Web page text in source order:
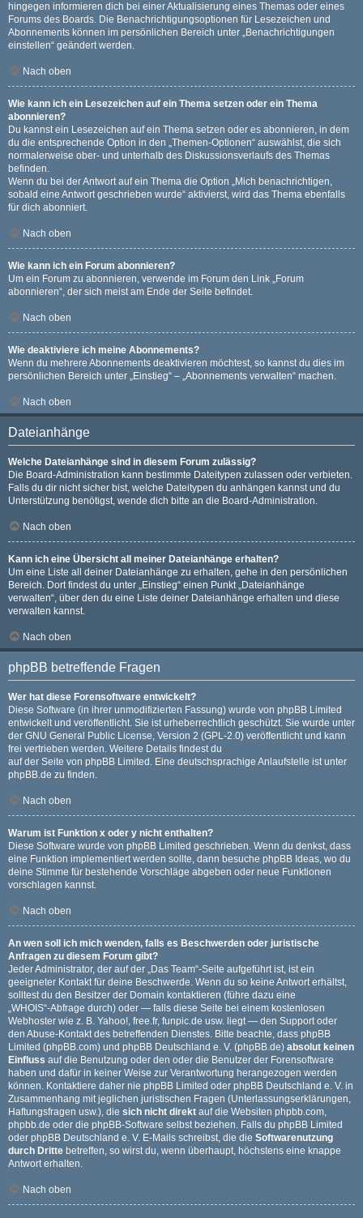
hingegen informieren dich bei einer Aktualisierung eines Themas oder eines
Forums des Boards. Die Benachrichtigungsoptionen für Lesezeichen und
Abonnements können im persönlichen Bereich unter „Benachrichtigungen
einstellen“ geändert werden.
Nach oben
Wie kann ich ein Lesezeichen auf ein Thema setzen oder ein Thema
abonnieren?
Du kannst ein Lesezeichen auf ein Thema setzen oder es abonnieren, in dem
du die entsprechende Option in den „Themen-Optionen“ auswählst, die sich
normalerweise ober- und unterhalb des Diskussionsverlaufs des Themas
befinden.
Wenn du bei der Antwort auf ein Thema die Option „Mich benachrichtigen,
sobald eine Antwort geschrieben wurde“ aktivierst, wird das Thema ebenfalls
für dich abonniert.
Nach oben
Wie kann ich ein Forum abonnieren?
Um ein Forum zu abonnieren, verwende im Forum den Link „Forum
abonnieren“, der sich meist am Ende der Seite befindet.
Nach oben
Wie deaktiviere ich meine Abonnements?
Wenn du mehrere Abonnements deaktivieren möchtest, so kannst du dies im
persönlichen Bereich unter „Einstieg“ – „Abonnements verwalten“ machen.
Nach oben
Dateianhänge
Welche Dateianhänge sind in diesem Forum zulässig?
Die Board-Administration kann bestimmte Dateitypen zulassen oder verbieten.
Falls du dir nicht sicher bist, welche Dateitypen du anhängen kannst und du
Unterstützung benötigst, wende dich bitte an die Board-Administration.
Nach oben
Kann ich eine Übersicht all meiner Dateianhänge erhalten?
Um eine Liste all deiner Dateianhänge zu erhalten, gehe in den persönlichen
Bereich. Dort findest du unter „Einstieg“ einen Punkt „Dateianhänge
verwalten“, über den du eine Liste deiner Dateianhänge erhalten und diese
verwalten kannst.
Nach oben
phpBB betreffende Fragen
Wer hat diese Forensoftware entwickelt?
Diese Software (in ihrer unmodifizierten Fassung) wurde von phpBB Limited
entwickelt und veröffentlicht. Sie ist urheberrechtlich geschützt. Sie wurde unter
der GNU General Public License, Version 2 (GPL-2.0) veröffentlicht und kann
frei vertrieben werden. Weitere Details findest du
auf der Seite von phpBB Limited . Eine deutschsprachige Anlaufstelle ist unter
phpBB.de zu finden.
Nach oben
Warum ist Funktion x oder y nicht enthalten?
Diese Software wurde von phpBB Limited geschrieben. Wenn du denkst, dass
eine Funktion implementiert werden sollte, dann besuche phpBB Ideas, wo du
deine Stimme für bestehende Vorschläge abgeben oder neue Funktionen
vorschlagen kannst.
Nach oben
An wen soll ich mich wenden, falls es Beschwerden oder juristische
Anfragen zu diesem Forum gibt?
Jeder Administrator, der auf der „Das Team“-Seite aufgeführt ist, ist ein
geeigneter Kontakt für deine Beschwerde. Wenn du so keine Antwort erhältst,
solltest du den Besitzer der Domain kontaktieren (führe dazu eine
„WHOIS“-Abfrage durch) oder — falls diese Seite bei einem kostenlosen
Webhoster wie z. B. Yahoo!, free.fr, funpic.de usw. liegt — den Support oder
den Abuse-Kontakt des betreffenden Dienstes. Bitte beachte, dass phpBB
Limited (phpBB.com) und phpBB Deutschland e. V. (phpBB.de) absolut keinen
Einfluss auf die Benutzung oder den oder die Benutzer der Forensoftware
haben und dafür in keiner Weise zur Verantwortung herangezogen werden
können. Kontaktiere daher nie phpBB Limited oder phpBB Deutschland e. V. in
Zusammenhang mit jeglichen juristischen Fragen (Unterlassungserklärungen,
Haftungsfragen usw.), die sich nicht direkt auf die Websiten phpbb.com,
phpbb.de oder die phpBB-Software selbst beziehen. Falls du phpBB Limited
oder phpBB Deutschland e. V. E-Mails schreibst, die die Softwarenutzung
durch Dritte betreffen, so wirst du, wenn überhaupt, höchstens eine knappe
Antwort erhalten.
Nach oben